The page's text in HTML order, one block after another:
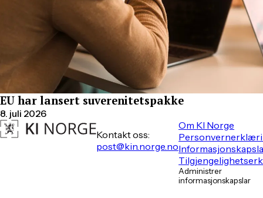
EU har lansert suverenitetspakke
8. juli 2026
Kontakt oss:
post@kin.norge.no
Om KI Norge
Administrer
informasjonskapslar